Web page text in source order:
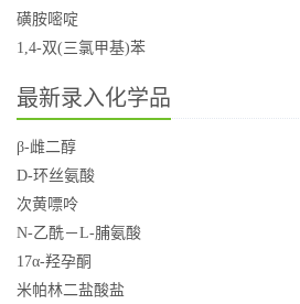
磺胺嘧啶
1,4-双(三氯甲基)苯
最新录入化学品
β-雌二醇
D-环丝氨酸
次黄嘌呤
N-乙酰－L-脯氨酸
17α-羟孕酮
米帕林二盐酸盐